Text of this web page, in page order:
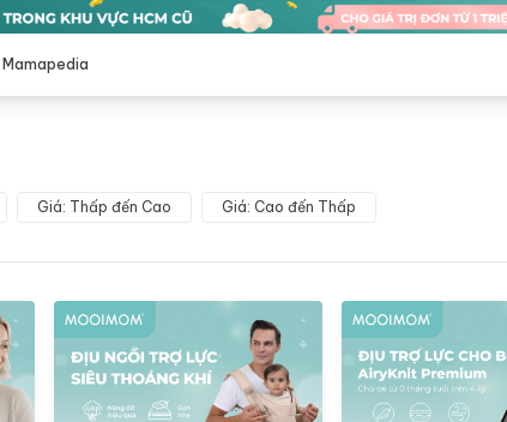
Mamapedia
Giá: Thấp đến Cao Giá: Cao đến Thấp